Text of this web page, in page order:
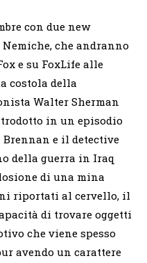
con due new
che andranno
e su FoxLife alle
costola della
Walter Sherman
in un episodio
e il detective
della guerra in Iraq
di una mina
riportati al cervello, il
di trovare oggetti
che viene spesso
avendo un carattere